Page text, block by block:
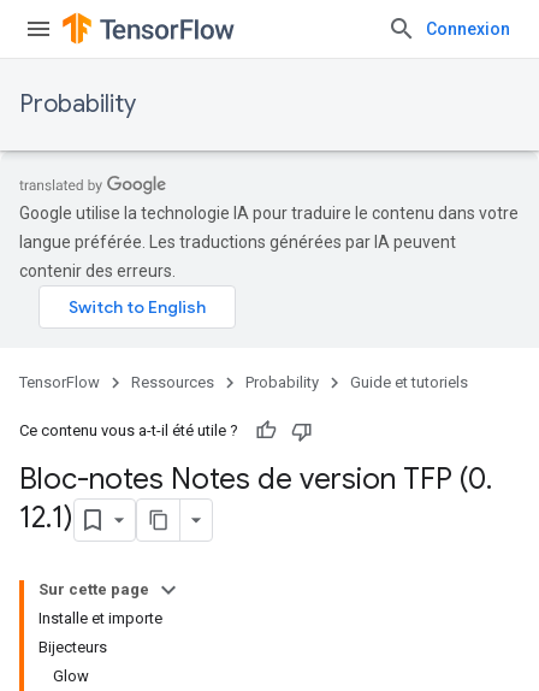
Connexion
Probability
Google utilise la technologie IA pour traduire le contenu dans votre
langue préférée. Les traductions générées par IA peuvent
contenir des erreurs.
TensorFlow Ressources Probability Guide et tutoriels
Ce contenu vous a-t-il été utile ?
Bloc-notes Notes de version TFP (0.
12.1)
Sur cette page
Installe et importe
Bijecteurs
Glow